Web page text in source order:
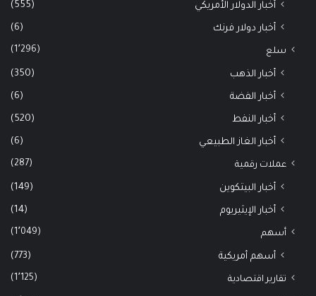
أخبار الدولار الأمريكي (555)
أخبار دولار فرنك (6)
سلع (1٬296)
أخبار الذهب (350)
أخبار الفضة (6)
أخبار النفط (520)
أخبار الغاز الطبيعي (6)
عملات رقمية (287)
أخبار البيتكوين (149)
أخبار الإيثيريوم (14)
أسهم (1٬049)
أسهم أمريكية (773)
تقارير اقتصادية (1٬125)